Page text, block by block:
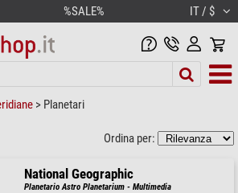
%SALE% IT / $
> Planetari
Ordina per:
National Geographic
Planetario Astro Planetarium - Multimedia